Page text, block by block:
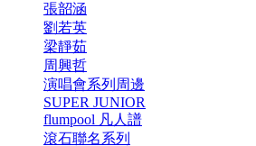
張韶涵
劉若英
梁靜茹
周興哲
演唱會系列周邊
SUPER JUNIOR
flumpool 凡人譜
滾石聯名系列